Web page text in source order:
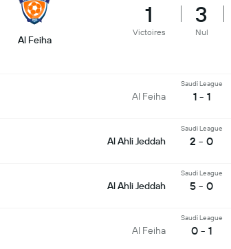
Al Feiha
1
Victoires
3
Nul
Al Feiha
Saudi League
1 - 1
Al Ahli Jeddah
Saudi League
2 - 0
Al Ahli Jeddah
Saudi League
5 - 0
Al Feiha
Saudi League
0 - 1